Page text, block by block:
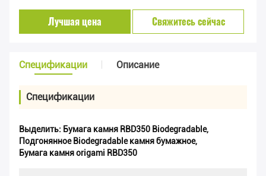
Лучшая цена Свяжитесь сейчас
Спецификации Описание
Спецификации
Выделить: Бумага камня RBD350 Biodegradable,
Подгонянное Biodegradable камня бумажное,
Бумага камня origami RBD350